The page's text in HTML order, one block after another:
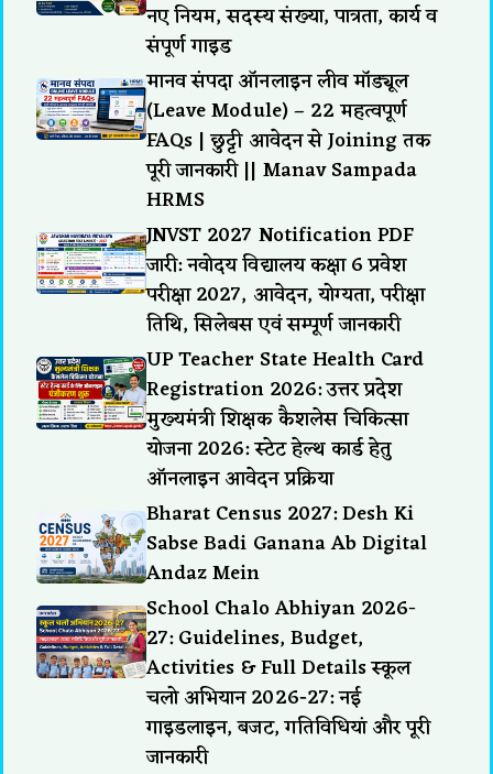
नए नियम, सदस्य संख्या, पात्रता, कार्य व
संपूर्ण गाइड
मानव संपदा ऑनलाइन लीव मॉड्यूल
(Leave Module) – 22 महत्वपूर्ण
FAQs | छुट्टी आवेदन से Joining तक
पूरी जानकारी || Manav Sampada
HRMS
JNVST 2027 Notification PDF
जारी: नवोदय विद्यालय कक्षा 6 प्रवेश
परीक्षा 2027, आवेदन, योग्यता, परीक्षा
तिथि, सिलेबस एवं सम्पूर्ण जानकारी
UP Teacher State Health Card
Registration 2026: उत्तर प्रदेश
मुख्यमंत्री शिक्षक कैशलेस चिकित्सा
योजना 2026: स्टेट हेल्थ कार्ड हेतु
ऑनलाइन आवेदन प्रक्रिया
Bharat Census 2027: Desh Ki
Sabse Badi Ganana Ab Digital
Andaz Mein
School Chalo Abhiyan 2026-
27: Guidelines, Budget,
Activities & Full Details स्कूल
चलो अभियान 2026-27: नई
गाइडलाइन, बजट, गतिविधियां और पूरी
जानकारी